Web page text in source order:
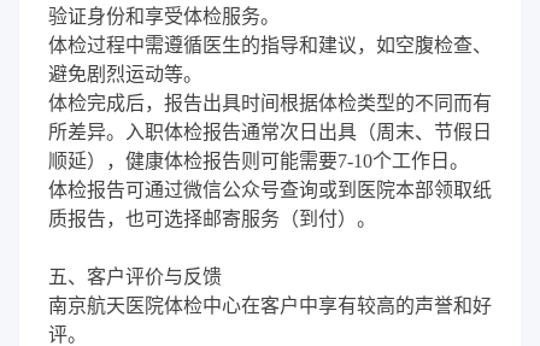
验证身份和享受体检服务。
体检过程中需遵循医生的指导和建议，如空腹检查、
避免剧烈运动等。
体检完成后，报告出具时间根据体检类型的不同而有
所差异。入职体检报告通常次日出具（周末、节假日
顺延），健康体检报告则可能需要7-10个工作日。
体检报告可通过微信公众号查询或到医院本部领取纸
质报告，也可选择邮寄服务（到付）。
五、客户评价与反馈
南京航天医院体检中心在客户中享有较高的声誉和好
评。